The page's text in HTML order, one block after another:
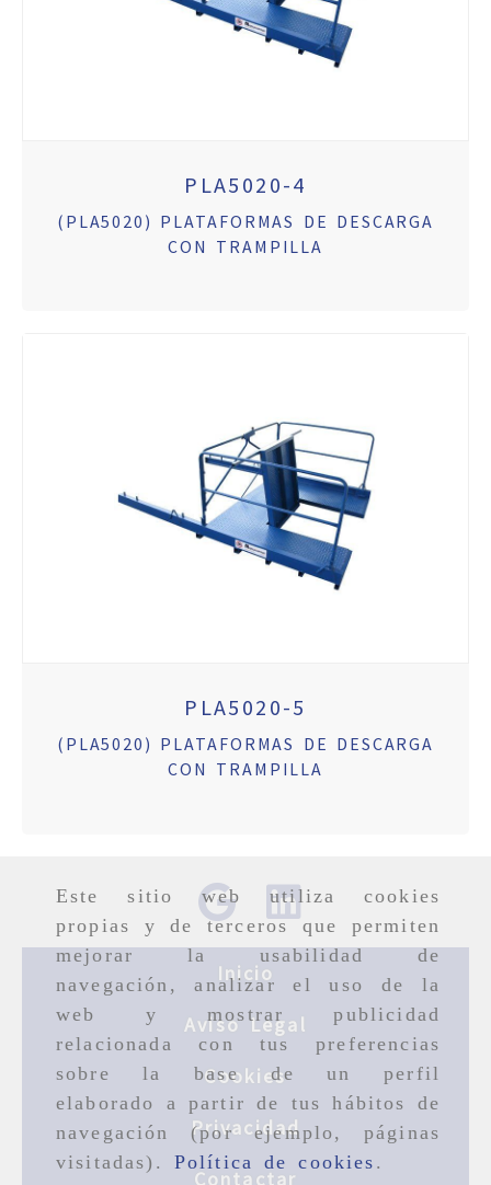
Este sitio web utiliza cookies
propias y de terceros que permiten
mejorar la usabilidad de
navegación, analizar el uso de la
web y mostrar publicidad
relacionada con tus preferencias
sobre la base de un perfil
elaborado a partir de tus hábitos de
navegación (por ejemplo, páginas
visitadas). Política de cookies .
PLA5020-4
(PLA5020) PLATAFORMAS DE DESCARGA
CON TRAMPILLA
PLA5020-5
(PLA5020) PLATAFORMAS DE DESCARGA
CON TRAMPILLA
Inicio
Aviso Legal
Cookies
Privacidad
Contactar